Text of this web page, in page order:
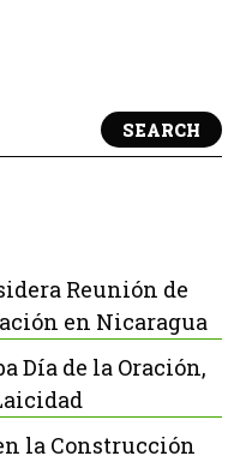
SEARCH
Reunión de
en Nicaragua
Día de la Oración,
la Construcción